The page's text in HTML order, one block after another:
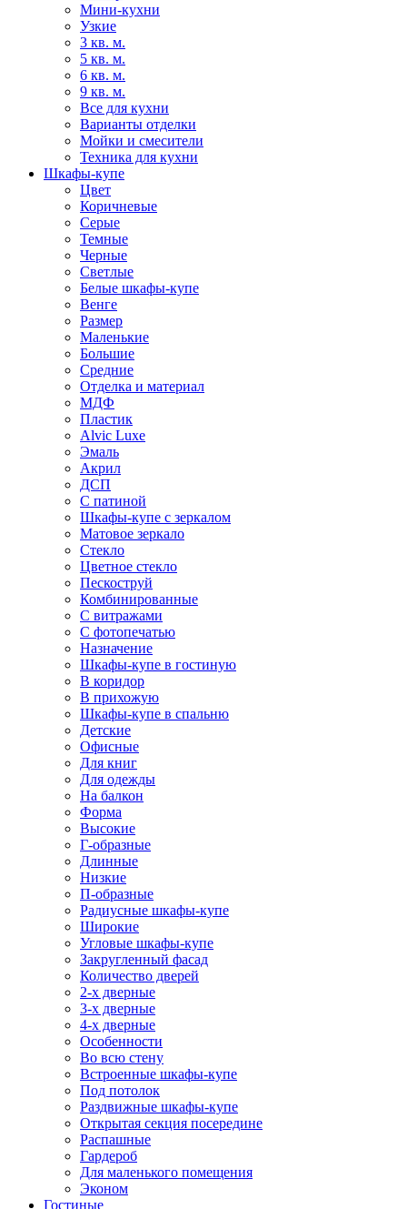
Мини-кухни
Узкие
3 кв. м.
5 кв. м.
6 кв. м.
9 кв. м.
Все для кухни
Варианты отделки
Мойки и смесители
Техника для кухни
Шкафы-купе
Цвет
Коричневые
Серые
Темные
Черные
Светлые
Белые шкафы-купе
Венге
Размер
Маленькие
Большие
Средние
Отделка и материал
МДФ
Пластик
Alvic Luxe
Эмаль
Акрил
ДСП
С патиной
Шкафы-купе с зеркалом
Матовое зеркало
Стекло
Цветное стекло
Пескоструй
Комбинированные
С витражами
С фотопечатью
Назначение
Шкафы-купе в гостиную
В коридор
В прихожую
Шкафы-купе в спальню
Детские
Офисные
Для книг
Для одежды
На балкон
Форма
Высокие
Г-образные
Длинные
Низкие
П-образные
Радиусные шкафы-купе
Широкие
Угловые шкафы-купе
Закругленный фасад
Количество дверей
2-х дверные
3-х дверные
4-х дверные
Особенности
Во всю стену
Встроенные шкафы-купе
Под потолок
Раздвижные шкафы-купе
Открытая секция посередине
Распашные
Гардероб
Для маленького помещения
Эконом
Гостиные